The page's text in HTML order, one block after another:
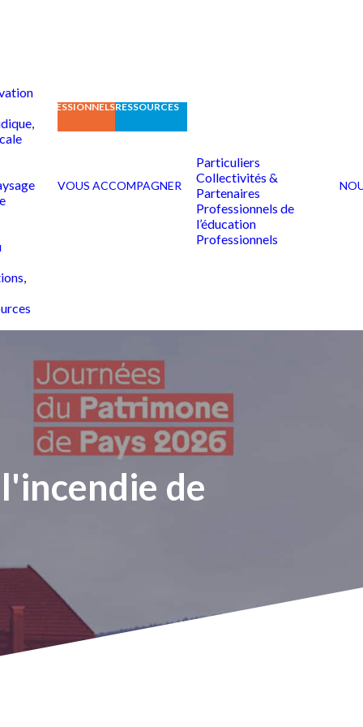
PROFESSIONNELSRESSOURCES
VOUS ACCOMPAGNER
Particuliers
Collectivités &
Partenaires
Professionnels de
l’éducation
Professionnels
l'incendie de